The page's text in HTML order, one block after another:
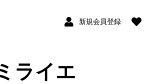
新規会員登録
ライエ